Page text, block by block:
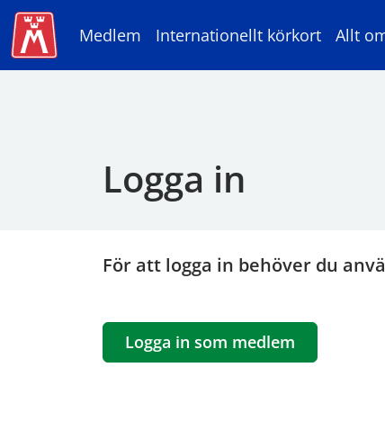
Medlem Internationellt körkort Allt
Logga in
För att logga in behöver du
Logga in som medlem